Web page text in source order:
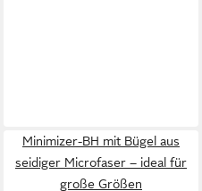
Minimizer-BH mit Bügel aus
seidiger Microfaser – ideal für
große Größen